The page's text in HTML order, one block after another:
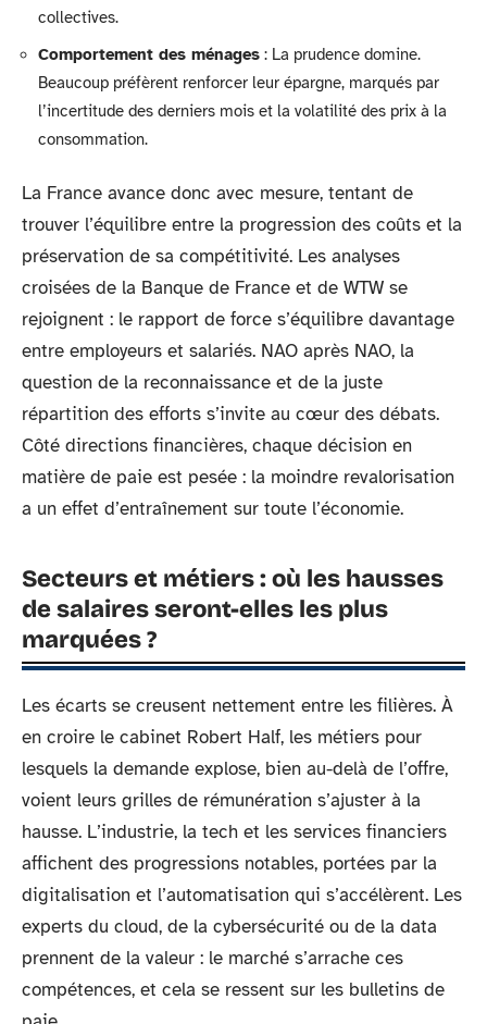
collectives.
Comportement des ménages : La prudence domine.
Beaucoup préfèrent renforcer leur épargne, marqués par
l’incertitude des derniers mois et la volatilité des prix à la
consommation.
La France avance donc avec mesure, tentant de
trouver l’équilibre entre la progression des coûts et la
préservation de sa compétitivité. Les analyses
croisées de la Banque de France et de WTW se
rejoignent : le rapport de force s’équilibre davantage
entre employeurs et salariés. NAO après NAO, la
question de la reconnaissance et de la juste
répartition des efforts s’invite au cœur des débats.
Côté directions financières, chaque décision en
matière de paie est pesée : la moindre revalorisation
a un effet d’entraînement sur toute l’économie.
Secteurs et métiers : où les hausses
de salaires seront-elles les plus
marquées ?
Les écarts se creusent nettement entre les filières. À
en croire le cabinet Robert Half, les métiers pour
lesquels la demande explose, bien au-delà de l’offre,
voient leurs grilles de rémunération s’ajuster à la
hausse. L’industrie, la tech et les services financiers
affichent des progressions notables, portées par la
digitalisation et l’automatisation qui s’accélèrent. Les
experts du cloud, de la cybersécurité ou de la data
prennent de la valeur : le marché s’arrache ces
compétences, et cela se ressent sur les bulletins de